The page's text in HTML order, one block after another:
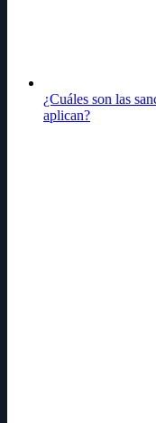
¿Cuáles son las
aplican?